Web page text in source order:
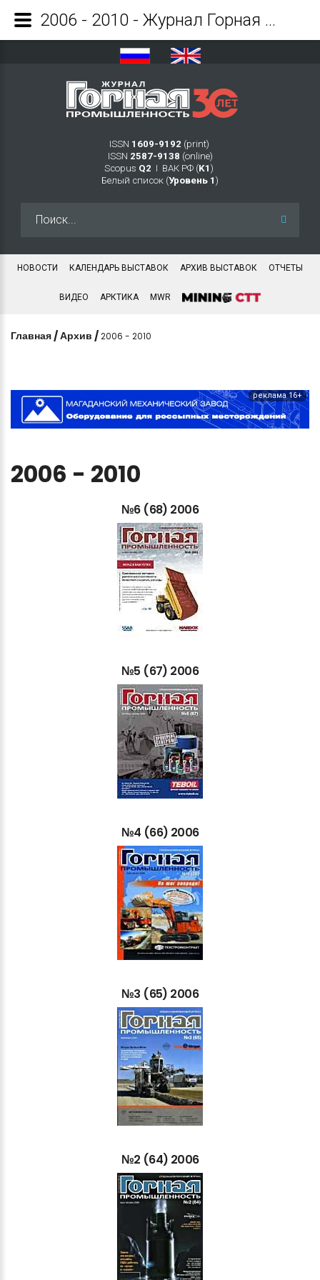
ISSN 1609-9192 (print)
ISSN 2587-9138 (online)
Scopus Q2 Ι ВАК РФ (K1 )
Белый список (Уровень 1 )
НОВОСТИ КАЛЕНДАРЬ ВЫСТАВОК АРХИВ ВЫСТАВОК ОТЧЕТЫ
ВИДЕО АРКТИКА MWR
Главная /Архив /2006 - 2010
реклама 16+
2006 - 2010
№6 (68) 2006
№5 (67) 2006
№4 (66) 2006
№3 (65) 2006
№2 (64) 2006
2006 - 2010 - Журнал Горная промышленность